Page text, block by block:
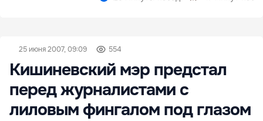
25 июня 2007, 09:09 554
Кишиневский мэр предстал
перед журналистами с
лиловым фингалом под глазом